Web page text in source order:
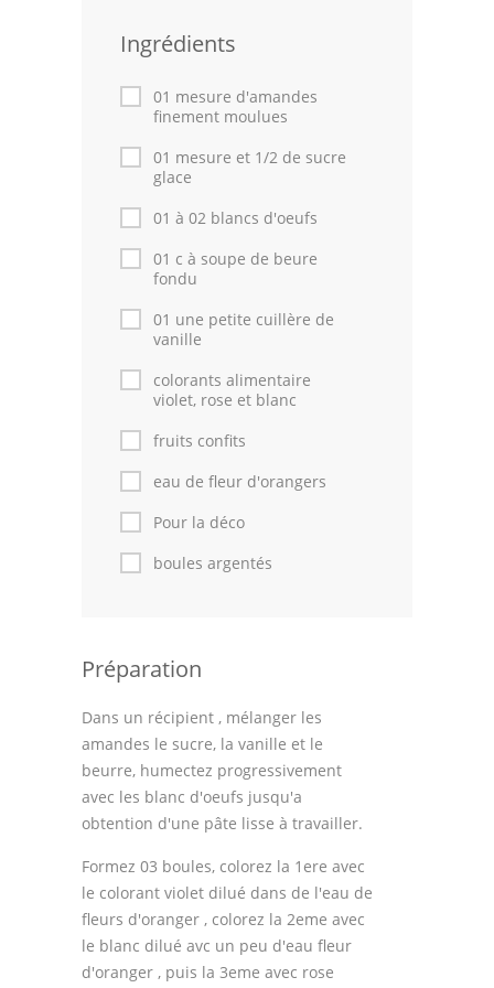
Leçons de cuisine
Fêtes Religieuses
Chefs
Forum
Thèmes
Espace Personnel
Ingrédients
01 mesure d'amandes
finement moulues
01 mesure et 1/2 de sucre
glace
01 à 02 blancs d'oeufs
01 c à soupe de beure
fondu
01 une petite cuillère de
vanille
colorants alimentaire
violet, rose et blanc
fruits confits
eau de fleur d'orangers
Pour la déco
boules argentés
Préparation
Dans un récipient , mélanger les
amandes le sucre, la vanille et le
beurre, humectez progressivement
avec les blanc d'oeufs jusqu'a
obtention d'une pâte lisse à travailler.
Formez 03 boules, colorez la 1ere avec
le colorant violet dilué dans de l'eau de
fleurs d'oranger , colorez la 2eme avec
le blanc dilué avc un peu d'eau fleur
d'oranger , puis la 3eme avec rose